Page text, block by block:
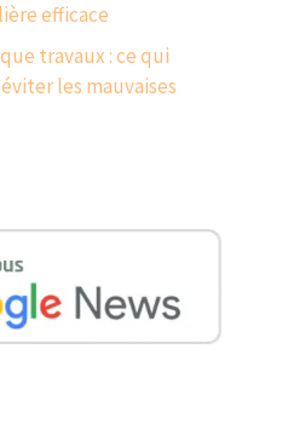
efficace
travaux : ce qui
les mauvaises